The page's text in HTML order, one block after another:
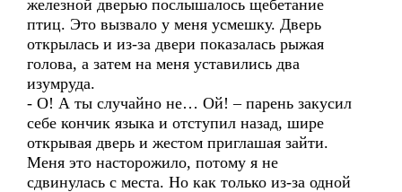
железной дверью послышалось щебетание
птиц. Это вызвало у меня усмешку. Дверь
открылась и из-за двери показалась рыжая
голова, а затем на меня уставились два
изумруда.
- О! А ты случайно не… Ой! – парень закусил
себе кончик языка и отступил назад, шире
открывая дверь и жестом приглашая зайти.
Меня это насторожило, потому я не
сдвинулась с места. Но как только из-за одной